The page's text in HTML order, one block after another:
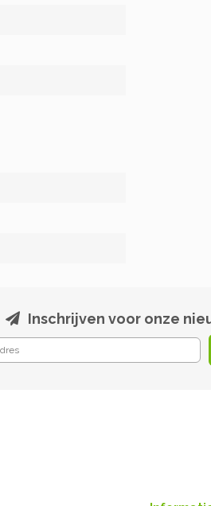
Inschrijven voor onze